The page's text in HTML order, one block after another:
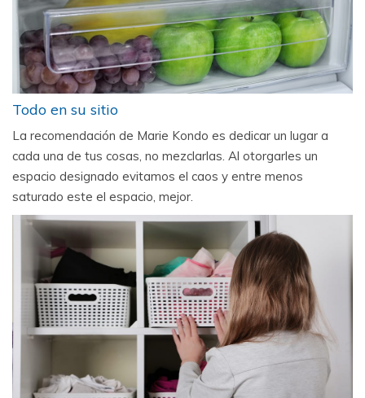
Todo en su sitio
La recomendación de Marie Kondo es dedicar un lugar a
cada una de tus cosas, no mezclarlas. Al otorgarles un
espacio designado evitamos el caos y entre menos
saturado este el espacio, mejor.